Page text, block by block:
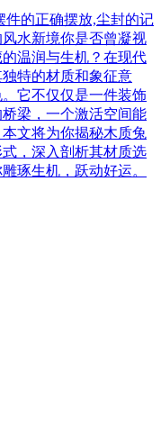
件的正确摆放,尘封的记
水新境你是否曾凝视
温润与生机？在现代
特的材质和象征意
它不仅仅是一件装饰
梁，一个激活空间能
文将为你揭秘木质兔
，深入剖析其材质选
琢生机，跃动好运。